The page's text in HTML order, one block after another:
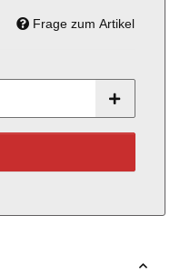
Frage zum Artikel